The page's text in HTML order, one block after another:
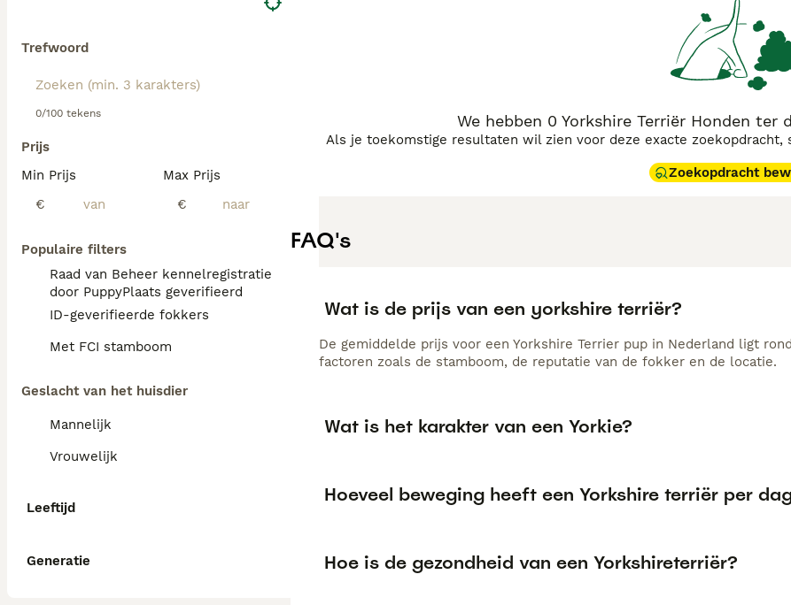
Trefwoord
0/100 tekens
Prijs
Min Prijs
€
Max Prijs
€
Populaire filters
Raad van Beheer kennelregistratie
door PuppyPlaats geverifieerd
ID-geverifieerde fokkers
Met FCI stamboom
Geslacht van het huisdier
Mannelijk
Vrouwelijk
Leeftijd
Generatie
We hebben 0 Yorkshire Terriër Honden ter
Als je toekomstige resultaten wil zien voor deze exacte
Zoekopdracht
FAQ's
Wat is de prijs van een yorkshire terriër?
De gemiddelde prijs voor een Yorkshire Terrier pup in Nederland ligt
factoren zoals de stamboom, de reputatie van de fokker en de locatie.
Wat is het karakter van een Yorkie?
Hoeveel beweging heeft een Yorkshire terriër per
Hoe is de gezondheid van een Yorkshireterriër?